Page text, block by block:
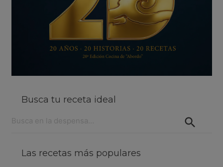
Busca tu receta ideal
Las recetas más populares